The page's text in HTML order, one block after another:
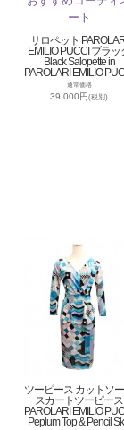
サロペット
EMILIO PUCCI ブラッ
Black Salopette in
PAROLARI EMILIO
通常価格
39,000円(税別)
ツーピース カットソ
スカートツーピース
PAROLARI EMILIO
Peplum Top & Pencil